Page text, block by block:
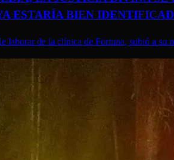
ESTARÍA BIEN
laborar de la clínica de Fortuna, subió a